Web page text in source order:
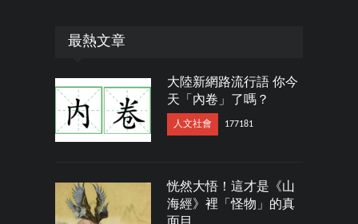
最熱文章
大陸新網路流行語 你今
天「內卷」了嗎？
人文社會 177181
恍然大悟！這才是《山
海經》裡「怪物」的真